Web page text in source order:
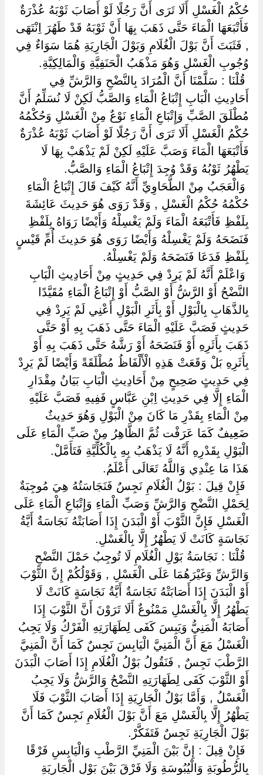
حُكْمُ الْغَسْلِ أَلَا تَرَى أَنَّ رَجُلًا لَوْ أَصَابَ ثَوْبَهُ عُذْرَةٌ
فَأَتْبَعَهَا الْمَاءَ حَتَّى ذَهَبَ بِهَا أَنَّ ثَوْبَهُ قَدْ طَهُرَ اِنْتَهَى
, فَثَبَتَ أَنَّ بَوْلَ الْغُلَامِ وَبَوْلَ الْجَارِيَةِ هُمَا سَوَاءٌ فِي
وُجُوبِ الْغَسْلِ وَهُوَ مَذْهَبُ الْحَنَفِيَّةِ وَالْمَالِكِيَّةِ.
‏ ‏قُلْنَا : سَلَّمْنَا أَنَّ الْمُرَادَ بِالنَّضْحِ وَالرَّشِّ فِي
أَحَادِيثِ الْبَابِ إِتْبَاعُ الْمَاءِ وَالصَّبُّ لَكِنْ لَا نُسَلِّمُ أَنَّ
مُطْلَقَ الصَّبِّ وَإِتْبَاعِ الْمَاءِ نَوْعٌ مِنْ الْغَسْلِ وَحُكْمُهُ
حُكْمُ الْغَسْلِ أَلَا تَرَى أَنَّ رَجُلًا لَوْ أَصَابَ ثَوْبَهُ عُذْرَةٌ
فَأَتْبَعَهَا الْمَاءَ وَصَبَّ عَلَيْهِ لَكِنْ لَمْ يَذْهَبْ بِهَا لَا
يَطْهُرُ ثَوْبُهُ وَقَدْ وُجِدَ إِتْبَاعُ الْمَاءِ وَالصَّبُّ.
‏ ‏وَالْعَجَبُ مِنْ الطَّحَاوِيِّ أَنَّهُ كَيْفَ قَالَ إِتْبَاعُ الْمَاءِ
حُكْمُهُ حُكْمُ الْغَسْلِ , وَقَدْ رَوَى هُوَ حَدِيثَ عَائِشَةَ
بِلَفْظِ فَأَتْبَعَهُ الْمَاءَ وَلَمْ يَغْسِلْهُ وَأَيْضًا رَوَاهُ بِلَفْظِ
فَنَضَحَهُ وَلَمْ يَغْسِلْهُ وَأَيْضًا رَوَى هُوَ حَدِيثَ أُمِّ قَيْسٍ
بِلَفْظِ فَدَعَا فَنَضَحَهُ وَلَمْ يَغْسِلْهُ.
‏ ‏وَاعْلَمْ أَنَّهُ لَمْ يَرِدْ فِي حَدِيثٍ مِنْ أَحَادِيثِ الْبَابِ
النَّضْحُ أَوْ الرَّشُّ أَوْ الصَّبُّ أَوْ إِتْبَاعُ الْمَاءِ مُقَيَّدًا
بِالذَّهَابِ بِالْبَوْلِ أَوْ بِأَثَرِ الْبَوْلِ أَعْنِي لَمْ يَرِدْ فِي
حَدِيثٍ فَصَبَّ عَلَيْهِ الْمَاءَ حَتَّى ذَهَبَ بِهِ أَوْ حَتَّى
ذَهَبَ بِأَثَرِهِ أَوْ فَنَضَحَهُ أَوْ رَشَّهُ حَتَّى ذَهَبَ بِهِ أَوْ
بِأَثَرِهِ بَلْ وَقَعَتْ هَذِهِ الْأَلْفَاظُ مُطْلَقَةً وَأَيْضًا لَمْ يَرِدْ
فِي حَدِيثٍ صَحِيحٍ مِنْ أَحَادِيثِ الْبَابِ بَيَانُ مِقْدَارِ
الْمَاءِ إِلَّا فِي حَدِيثِ اِبْنِ عَبَّاسٍ فَفِيهِ فَصَبَّ عَلَيْهِ
مِنْ الْمَاءِ بِقَدْرِ مَا كَانَ مِنْ الْبَوْلِ وَهُوَ حَدِيثٌ
ضَعِيفٌ كَمَا عَرَفْت ثُمَّ الظَّاهِرُ مِنْ صَبِّ الْمَاءِ عَلَى
الْبَوْلِ بِقَدْرِهِ أَنَّهُ لَا يَذْهَبُ بِهِ بِالْكُلِّيَّةِ فَتَأَمَّلْ.
هَذَا مَا عِنْدِي وَاللَّهُ تَعَالَى أَعْلَمُ.
‏ ‏فَإِنْ قِيلَ : بَوْلُ الْغُلَامِ نَجِسٌ فَنَجَاسَتُهُ هِيَ مُوجِبَةٌ
لِحَمْلِ النَّضْحِ وَالرَّشِّ وَصَبِّ الْمَاءِ وَإِتْبَاعِ الْمَاءِ عَلَى
الْغَسْلِ فَإِنَّ الثَّوْبَ أَوْ الْبَدَنَ إِذَا أَصَابَتْهُ نَجَاسَةٌ أَيَّةُ
نَجَاسَةٍ كَانَتْ لَا يَطْهُرُ إِلَّا بِالْغَسْلِ.
‏ ‏قُلْنَا : نَجَاسَةُ بَوْلِ الْغُلَامِ لَا تُوجِبُ حَمْلَ النَّضْحِ
وَالرَّشِّ وَغَيْرَهُمَا عَلَى الْغَسْلِ , وَقَوْلُكُمْ إِنَّ الثَّوْبَ
أَوْ الْبَدَنَ إِذَا أَصَابَتْهُ نَجَاسَةٌ أَيَّةُ نَجَاسَةٍ كَانَتْ لَا
يَطْهُرُ إِلَّا بِالْغَسْلِ مَمْنُوعٌ أَلَا تَرَوْنَ أَنَّ الثَّوْبَ إِذَا
أَصَابَهُ الْمَنِيُّ وَيَبِسَ كَفَى لِطَهَارَتِهِ الْفَرْكُ وَلَا يَجِبُ
الْغَسْلُ مَعَ أَنَّ الْمَنِيَّ الْيَابِسَ نَجِسٌ كَمَا أَنَّ الْمَنِيَّ
الرَّطْبَ نَجِسٌ , فَنَقُولُ بَوْلُ الْغُلَامِ إِذَا أَصَابَ الْبَدَنَ
أَوْ الثَّوْبَ كَفَى لِطَهَارَتِهِ النَّضْحُ وَالرَّشُّ وَلَا يَجِبُ
الْغَسْلُ , وَأَمَّا بَوْلُ الْجَارِيَةِ إِذَا أَصَابَ الثَّوْبَ فَلَا
يَطْهُرُ إِلَّا بِالْغَسْلِ مَعَ أَنَّ بَوْلَ الْغُلَامِ نَجِسٌ كَمَا أَنَّ
بَوْلَ الْجَارِيَةِ نَجِسٌ فَتَفَكَّرْ.
‏ ‏فَإِنْ قِيلَ : إِنَّ بَيْنَ الْمَنِيِّ الرَّطْبِ وَالْيَابِسِ فَرْقًا
بِالرُّطُوبَةِ وَالْيُبُوسَةِ وَلَا فَرْقَ بَيْنَ بَوْلِ الْجَارِيَةِ